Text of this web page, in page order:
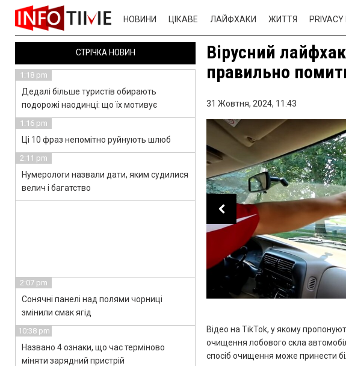
НОВИНИ ЦІКАВЕ ЛАЙФХАКИ ЖИТТЯ PRIVACY
Вірусний
правильно
31 Жовтня, 2024, 11:43
Відео на TikTok, у якому
очищення лобового скла
спосіб очищення може принести
СТРІЧКА НОВИН
1:18 pm
Дедалі більше туристів обирають
подорожі наодинці: що їх мотивує
1:16 pm
Ці 10 фраз непомітно руйнують шлюб
2:11 pm
Нумерологи назвали дати, яким судилися
велич і багатство
2:07 pm
Сонячні панелі над полями чорниці
змінили смак ягід
10:38 pm
Названо 4 ознаки, що час терміново
міняти зарядний пристрій